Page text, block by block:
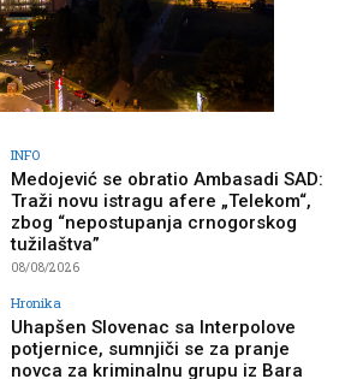
INFO
Medojević se obratio Ambasadi SAD:
Traži novu istragu afere „Telekom“,
zbog “nepostupanja crnogorskog
tužilaštva”
08/08/2026
Hronika
Uhapšen Slovenac sa Interpolove
potjernice, sumnjiči se za pranje
novca za kriminalnu grupu iz Bara